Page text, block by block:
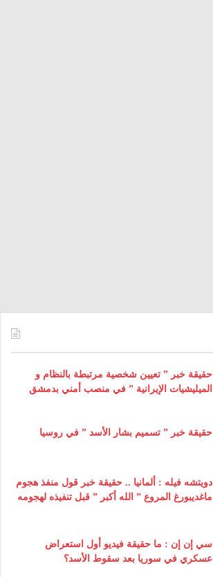
حقيقة خبر ” تعيين شخصية مرتبطة بالنظام و
الميليشيات الإيرانية ” في منصب أمني بدمشق
حقيقة خبر ” تسميم بشار الأسد ” في روسيا
دويتشه فيله : ألمانيا .. حقيقة خبر قول منفذ هجوم
ماغديبورغ المروع ” الله أكبر ” قبل تنفيذه لهجومه
سي إن إن : ما حقيقة فيديو أول استعراض
عسكري في سوريا بعد سقوط الأسد؟